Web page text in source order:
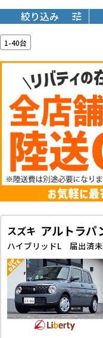
絞り込み
1-40台
スズキ アルトラパ